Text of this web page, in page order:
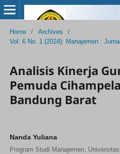
Home / Archives
/
Vol. 6 No. 1 (2024): Manajemen :
Analisis Kinerja
Pemuda
Bandung Barat
Nanda Yuliana
Program Studi Manajemen,